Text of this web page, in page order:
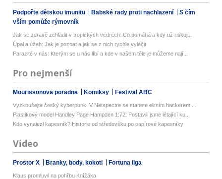
Podpořte dětskou imunitu Babské rady proti nachlazení
S čím
vším pomůže rýmovník
Jak se zdravě zchladit v tropických vedrech: Co pomáhá a kdy už riskuj...
Úpal a úžeh: Jak je poznat a jak se z nich rychle vyléčit
Parazité v nás: Kterým se u nás líbí a kde v našem těle je můžeme nají...
Pro nejmenší
Mourissonova poradna Komiksy Festival ABC
Vyzkoušejte český kyberpunk. V Netspectre se stanete elitním hackerem ...
Plastikový model Handley Page Hampden 1:72: Postavili jsme létající ku...
Kdo vynalezl kapesník? Historie od středověku po papírové kapesníky
Video
Prostor X Branky, body, kokoti Fortuna liga
Klaus promluvil na pohřbu Knížáka